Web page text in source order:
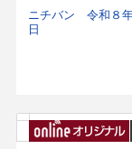
ニチバン 令和８
日